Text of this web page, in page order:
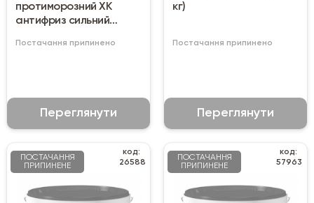
протиморозний ХК
антифриз сильний
Постачання припинено
Переглянути
кг)
Постачання припинено
Переглянути
ПОСТАЧАННЯ
ПРИПИНЕНЕ
код:
26588
ПОСТАЧАННЯ
ПРИПИНЕНЕ
код:
57963